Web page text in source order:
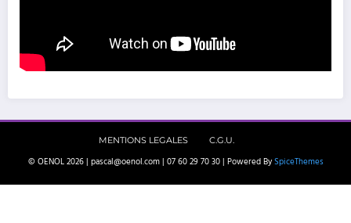
MENTIONS LEGALES C.G.U.
© OENOL 2026 | pascal@oenol.com | 07 60 29 70 30 | Powered By SpiceThemes